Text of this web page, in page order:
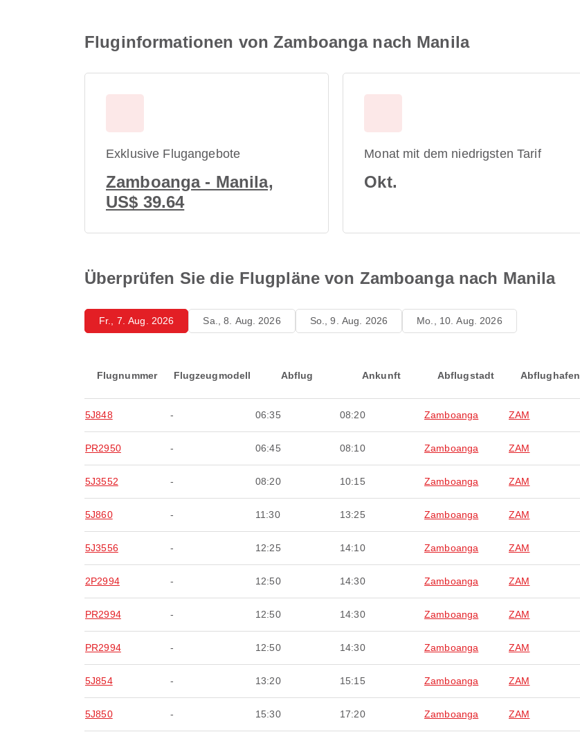
Fluginformationen von Zamboanga nach Manila
Exklusive Flugangebote
Zamboanga - Manila,
US$ 39.64
Monat mit dem niedrigsten Tarif
Okt.
Überprüfen Sie die Flugpläne von Zamboanga nach Manila
Fr., 7. Aug. 2026 Sa., 8. Aug. 2026 So., 9. Aug. 2026 Mo., 10. Aug. 2026
Flugnummer Flugzeugmodell Abflug Ankunft Abflugstadt Abflughafen
5J848 - 06:35 08:20 Zamboanga ZAM
PR2950 - 06:45 08:10 Zamboanga ZAM
5J3552 - 08:20 10:15 Zamboanga ZAM
5J860 - 11:30 13:25 Zamboanga ZAM
5J3556 - 12:25 14:10 Zamboanga ZAM
2P2994 - 12:50 14:30 Zamboanga ZAM
PR2994 - 12:50 14:30 Zamboanga ZAM
PR2994 - 12:50 14:30 Zamboanga ZAM
5J854 - 13:20 15:15 Zamboanga ZAM
5J850 - 15:30 17:20 Zamboanga ZAM